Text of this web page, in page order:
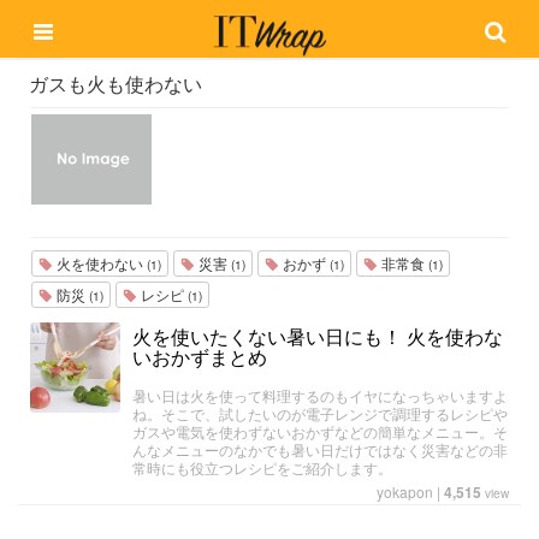
ガスも火も使わない
火を使わない (1) 災害 (1) おかず (1) 非常食 (1)
防災 (1) レシピ (1)
火を使いたくない暑い日にも！ 火を使わな
いおかずまとめ
暑い日は火を使って料理するのもイヤになっちゃいますよ
ね。そこで、試したいのが電子レンジで調理するレシピや
ガスや電気を使わずないおかずなどの簡単なメニュー。そ
んなメニューのなかでも暑い日だけではなく災害などの非
常時にも役立つレシピをご紹介します。
yokapon | 4,515 view